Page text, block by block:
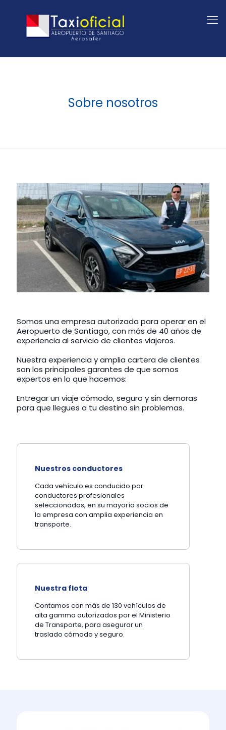
Sobre nosotros
Somos una empresa autorizada para operar en el
Aeropuerto de Santiago, con más de 40 años de
experiencia al servicio de clientes viajeros.
Nuestra experiencia y amplia cartera de clientes
son los principales garantes de que somos
expertos en lo que hacemos:
Entregar un viaje cómodo, seguro y sin demoras
para que llegues a tu destino sin problemas.
Nuestros conductores
Cada vehículo es conducido por
conductores profesionales
seleccionados, en su mayoría socios de
la empresa con amplia experiencia en
transporte.
Nuestra flota
Contamos con más de 130 vehículos de
alta gamma autorizados por el Ministerio
de Transporte, para asegurar un
traslado cómodo y seguro.